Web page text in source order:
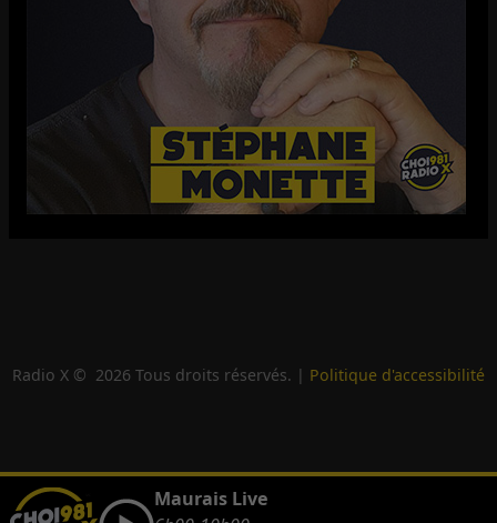
Radio X © 2026 Tous droits réservés. | Politique d'accessibilité
Maurais Live